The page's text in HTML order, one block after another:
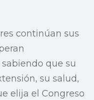
continúan sus
que su
su salud,
elija el Congreso